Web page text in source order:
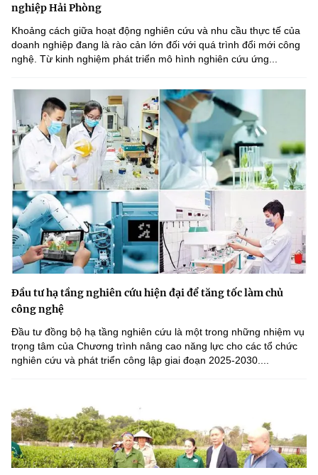
nghiệp Hải Phòng
Khoảng cách giữa hoạt động nghiên cứu và nhu cầu thực tế của
doanh nghiệp đang là rào cản lớn đối với quá trình đổi mới công
nghệ. Từ kinh nghiệm phát triển mô hình nghiên cứu ứng...
Đầu tư hạ tầng nghiên cứu hiện đại để tăng tốc làm chủ
công nghệ
Đầu tư đồng bộ hạ tầng nghiên cứu là một trong những nhiệm vụ
trọng tâm của Chương trình nâng cao năng lực cho các tổ chức
nghiên cứu và phát triển công lập giai đoạn 2025-2030....